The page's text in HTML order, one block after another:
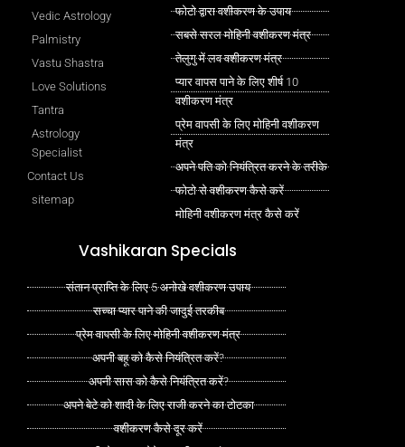
Vedic Astrology
Palmistry
Vastu Shastra
Love Solutions
Tantra
Astrology
Specialist
Contact Us
sitemap
फोटो द्वारा वशीकरण के उपाय
सबसे सरल मोहिनी वशीकरण मंत्र
तेलुगु में लव वशीकरण मंत्र
प्यार वापस पाने के लिए शीर्ष 10
वशीकरण मंत्र
प्रेम वापसी के लिए मोहिनी वशीकरण
मंत्र
अपने पति को नियंत्रित करने के तरीके
फोटो से वशीकरण कैसे करें
मोहिनी वशीकरण मंत्र कैसे करें
Vashikaran Specials
संतान प्राप्ति के लिए 5 अनोखे वशीकरण उपाय
सच्चा प्यार पाने की जादुई तरकीब
प्रेम वापसी के लिए मोहिनी वशीकरण मंत्र
अपनी बहू को कैसे नियंत्रित करें?
अपनी सास को कैसे नियंत्रित करें?
अपने बेटे को शादी के लिए राजी करने का टोटका
वशीकरण कैसे दूर करें